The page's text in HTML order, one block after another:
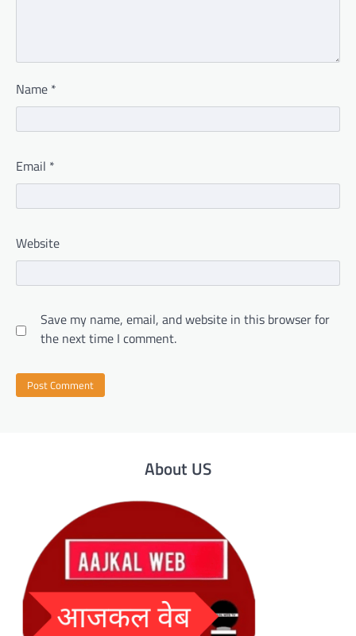
Name *
Email *
Website
Save my name, email, and website in this browser for
the next time I comment.
About US